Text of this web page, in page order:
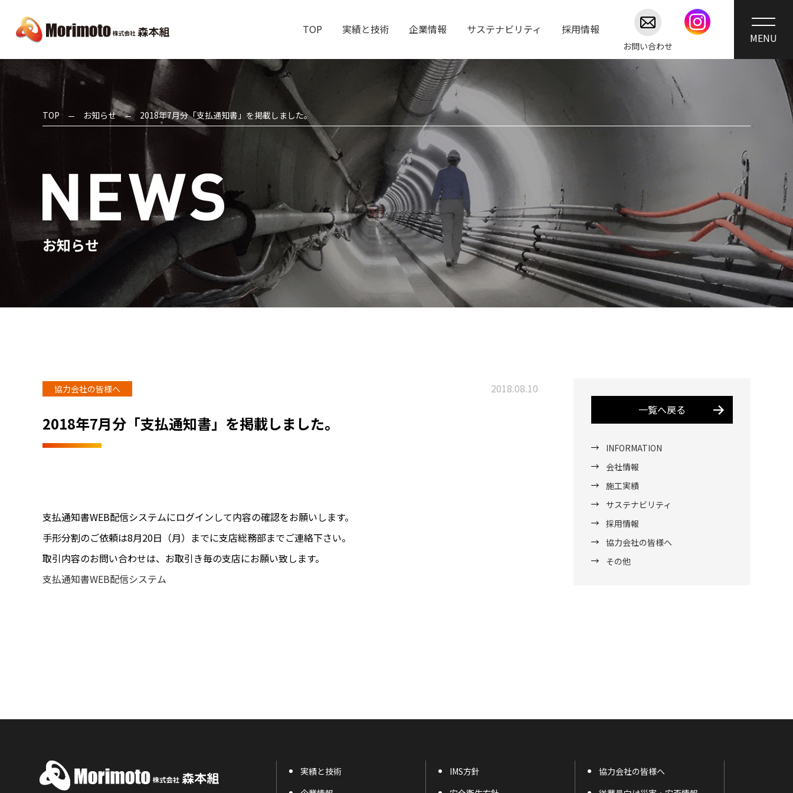
TOP 実績と技術 企業情報 サステナビリティ 採用情報
お問い合わせ
TOP お知らせ 2018年7月分「支払通知書」を掲載しました。
お知らせ
協力会社の皆様へ 2018.08.10
2018年7月分「支払通知書」を掲載しました。
支払通知書WEB配信システムにログインして内容の確認をお願いします。
手形分割のご依頼は8月20日（月）までに支店総務部までご連絡下さい。
取引内容のお問い合わせは、お取引き毎の支店にお願い致します。
支払通知書WEB配信システム
一覧へ戻る
INFORMATION
会社情報
施工実績
サステナビリティ
採用情報
協力会社の皆様へ
その他
実績と技術
IMS方針
協力会社の皆様へ